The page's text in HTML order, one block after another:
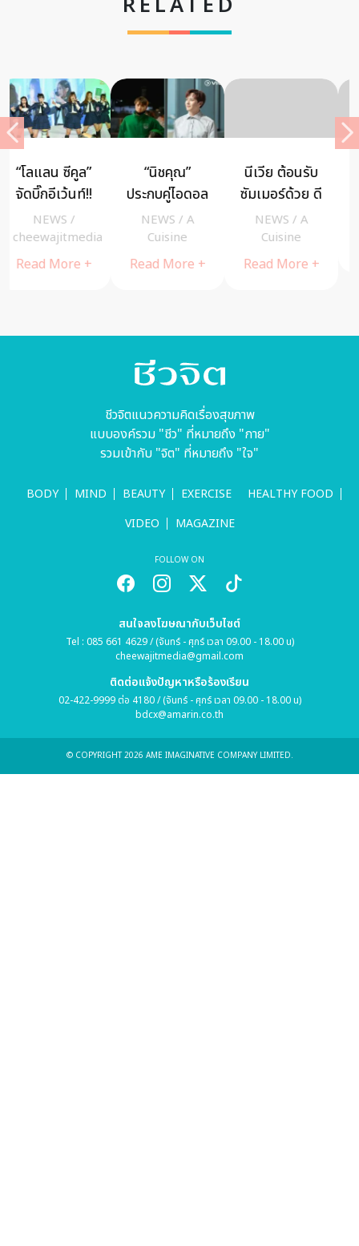
นีเวีย ต้อนรับ
ซัมเมอร์ด้วย ดี
โอสเปรย์
เสน่ห์หอม
ถนอม
NEWS
Cuisine
Read More +
ลาซาด้าชวน
ออกทริปเที่ยว
ทั่วไทย พร้อม
ส่งไอเทมให้ช้อ
ปกันอีกเพียบ
NEWS / admin
Read More +
อาณาจักร
แห่งการผจญ
ภัยสุดอลังการ
ในงาน “คิง
เพาเวอร์
NEWS/
Cuisine
Read More +
ชีวจิตแนวความคิดเรื่องสุขภาพ
แบบองค์รวม "ชีว" ที่หมายถึง "กาย"
รวมเข้ากับ "จิต" ที่หมายถึง "ใจ"
BODY MIND BEAUTY EXERCISE
HEALTHY FOOD
VIDEO
MAGAZINE
FOLLOW ON
สนใจลงโฆษณากับเว็บไซต์
Tel : 085 661 4629 / (จันทร์ - ศุกร์ เวลา 09.00 - 18.00 น)
cheewajitmedia@gmail.com
ติดต่อแจ้งปัญหาหรือร้องเรียน
02-422-9999 ต่อ 4180 / (จันทร์ - ศุกร์ เวลา 09.00 - 18.00 น)
bdcx@amarin.co.th
© COPYRIGHT 2026 AME IMAGINATIVE COMPANY LIMITED.